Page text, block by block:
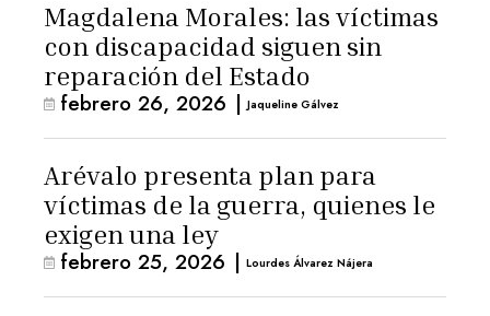
Magdalena Morales: las víctimas
con discapacidad siguen sin
reparación del Estado
febrero 26, 2026 | Jaqueline Gálvez
Arévalo presenta plan para
víctimas de la guerra, quienes le
exigen una ley
febrero 25, 2026 | Lourdes Álvarez Nájera